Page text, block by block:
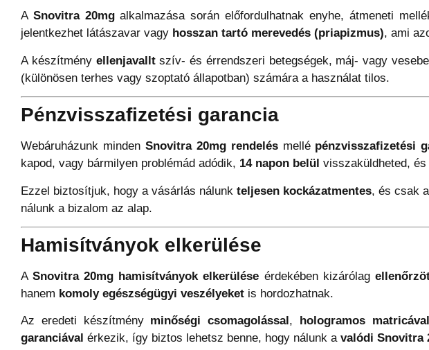
A Snovitra 20mgalkalmazása során előfordulhatnak enyhe, átmeneti
jelentkezhet látászavar vagy hosszan tartó merevedés (priapizmus), ami
A készítmény ellenjavalltszív- és érrendszeri betegségek, máj- vagy
(különösen terhes vagy szoptató állapotban) számára a használat tilos.
Pénzvisszafizetési garancia
Webáruházunk minden Snovitra 20mg rendelésmellé pénzvisszafizetési
kapod, vagy bármilyen problémád adódik, 14 napon belül visszaküldheted, és
Ezzel biztosítjuk, hogy a vásárlás nálunk teljesen kockázatmentes, és csak
nálunk a bizalom az alap.
Hamisítványok elkerülése
ASnovitra 20mg hamisítványok elkerülése érdekében kizárólag
hanem komoly egészségügyi veszélyeket is hordozhatnak.
Az eredeti készítmény minőségi csomagolással , hologramos matricával
garanciával érkezik, így biztos lehetsz benne, hogy nálunk a valódi Snovitra